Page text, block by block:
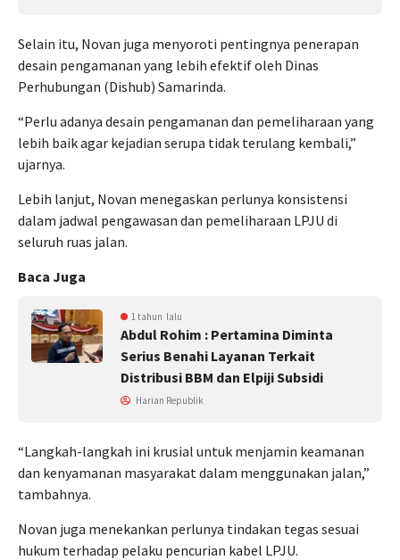
Selain itu, Novan juga menyoroti pentingnya penerapan
desain pengamanan yang lebih efektif oleh Dinas
Perhubungan (Dishub) Samarinda.
“Perlu adanya desain pengamanan dan pemeliharaan yang
lebih baik agar kejadian serupa tidak terulang kembali,”
ujarnya.
Lebih lanjut, Novan menegaskan perlunya konsistensi
dalam jadwal pengawasan dan pemeliharaan LPJU di
seluruh ruas jalan.
Baca Juga
1 tahun lalu
Abdul Rohim : Pertamina Diminta
Serius Benahi Layanan Terkait
Distribusi BBM dan Elpiji Subsidi
Harian Republik
“Langkah-langkah ini krusial untuk menjamin keamanan
dan kenyamanan masyarakat dalam menggunakan jalan,”
tambahnya.
Novan juga menekankan perlunya tindakan tegas sesuai
hukum terhadap pelaku pencurian kabel LPJU.